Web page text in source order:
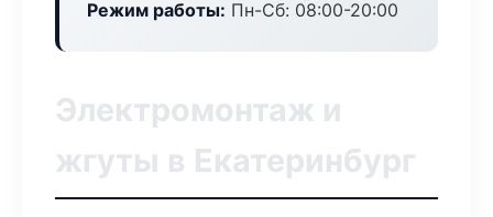
Режим работы: Пн-Сб: 08:00-20:00
Электромонтаж и
жгуты в Екатеринбург